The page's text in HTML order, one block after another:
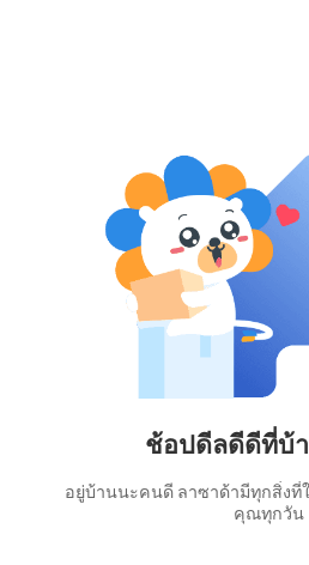
ช้อปดีลดีดีที่บ้
อยู่บ้านนะคนดี ลาซาด้ามีทุกสิ่งที่
คุณทุกวัน